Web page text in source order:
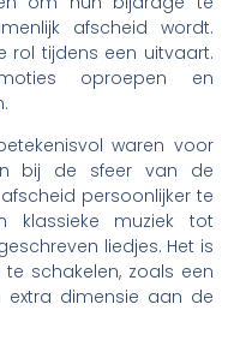
afscheid wordt.
rol tijdens een uitvaart.
oproepen en
waren voor
bij de sfeer van de
persoonlijker te
klassieke muziek tot
liedjes. Het is
schakelen, zoals een
extra dimensie aan de